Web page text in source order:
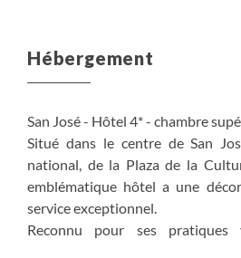
Hébergement
San José - Hôtel 4* - chambre
Situé dans le centre de San
national, de la Plaza de la
emblématique hôtel a une
service exceptionnel.
Reconnu pour ses